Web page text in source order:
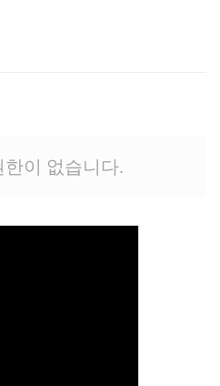
한이 없습니다.